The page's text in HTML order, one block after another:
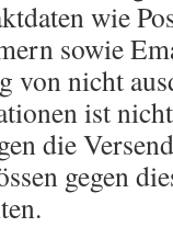
wie
sowie
von nicht
ist
die
gegen